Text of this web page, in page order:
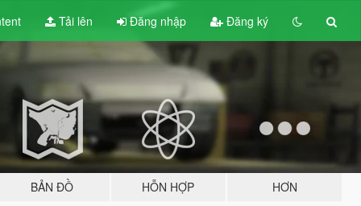
Tải lên Đăng nhập Đăng ký
BẢN ĐỒ HỖN HỢP HƠN